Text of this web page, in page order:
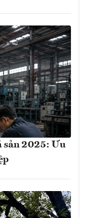
sản 2025: Ưu